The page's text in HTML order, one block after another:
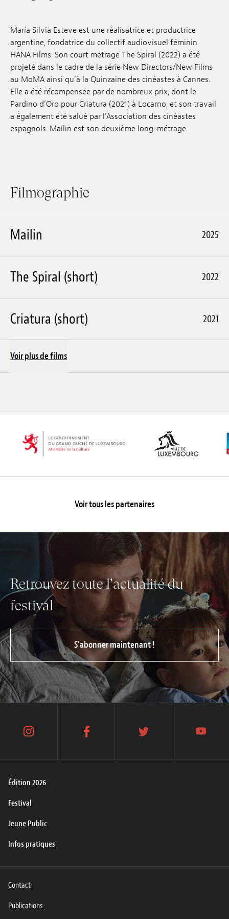
Soumissions
Archives
Publications
María Silvia Esteve est une réalisatrice et productrice
argentine, fondatrice du collectif audiovisuel féminin
HANA Films. Son court métrage The Spiral (2022) a été
projeté dans le cadre de la série New Directors/New Films
au MoMA ainsi qu’à la Quinzaine des cinéastes à Cannes.
Elle a été récompensée par de nombreux prix, dont le
Pardino d’Oro pour Criatura (2021) à Locarno, et son travail
a également été salué par l’Association des cinéastes
espagnols. Mailin est son deuxième long-métrage.
Filmographie
Mailin 2025
The Spiral (short) 2022
Criatura (short) 2021
Voir plus de films
Voir tous les partenaires
Retrouvez toute l'actualité du
festival
S’abonner maintenant !
Édition 2026
Festival
Jeune Public
Infos pratiques
instagram facebook twitter youtube
Contact
Publications